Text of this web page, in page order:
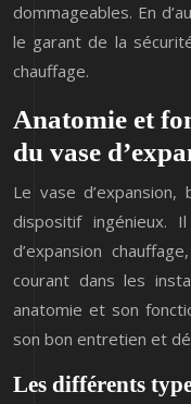
dommageables. En
le garant de la
chauffage.
Anatomie et
du vase
Le vase d’expansion,
dispositif ingénieux.
d’expansion
courant dans les
anatomie et son
son bon entretien et
Les différents